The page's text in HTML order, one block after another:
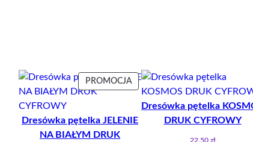
PROMOCJAPRODUKT
PROMOCJI
Dresówka pętelka JELENIE
NA BIAŁYM DRUK
Dresówka pętelka
DRUK CYFROWY
22.50 zł